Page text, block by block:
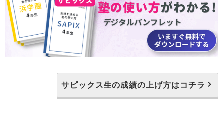
サピックス生の成績の上げ方はコチラ